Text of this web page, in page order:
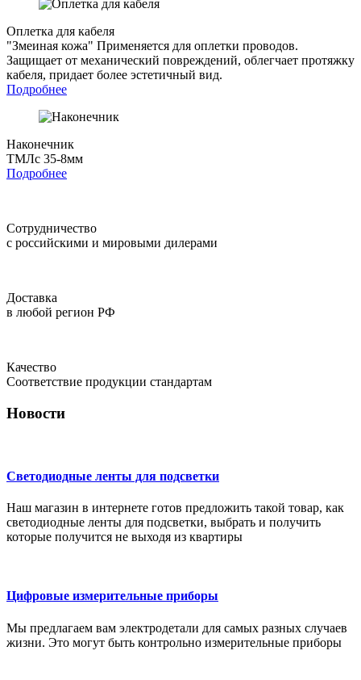
Оплетка для кабеля
"Змеиная кожа" Применяется для оплетки проводов.
Защищает от механический повреждений, облегчает протяжку
кабеля, придает более эстетичный вид.
Подробнее
Наконечник
ТМЛс 35-8мм
Подробнее
Сотрудничество
с российскими и мировыми дилерами
Доставка
в любой регион РФ
Качество
Соответствие продукции стандартам
Новости
Светодиодные ленты для подсветки
Наш магазин в интернете готов предложить такой товар, как
светодиодные ленты для подсветки, выбрать и получить
которые получится не выходя из квартиры
Цифровые измерительные приборы
Мы предлагаем вам электродетали для самых разных случаев
жизни. Это могут быть контрольно измерительные приборы